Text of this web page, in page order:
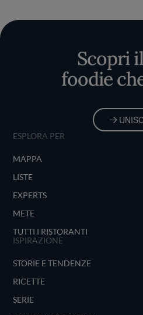
Scopri
foodie
ESPLORA PER
MAPPA
LISTE
EXPERTS
METE
TUTTI I RISTORANTI
ISPIRAZIONE
STORIE E TENDENZE
RICETTE
SERIE